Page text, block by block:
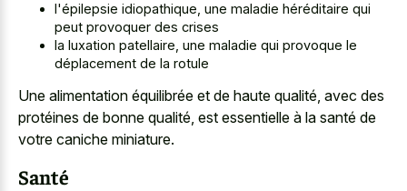
l'épilepsie idiopathique, une maladie héréditaire qui
peut provoquer des crises
la luxation patellaire, une maladie qui provoque le
déplacement de la rotule
Une alimentation équilibrée et de haute qualité, avec des
protéines de bonne qualité, est essentielle à la santé de
votre caniche miniature.
Santé